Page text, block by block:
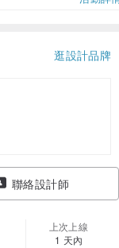
逛設計品牌
聯絡設計師
上次上線
1 天內